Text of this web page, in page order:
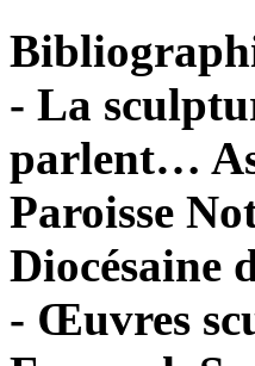
- La
parlent…
Paroisse
Diocésaine
- Œuvres